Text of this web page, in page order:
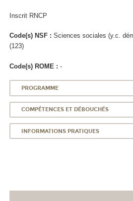
Inscrit RNCP
Code(s) NSF : Sciences sociales (y.c.
(123)
Code(s) ROME : -
PROGRAMME
COMPÉTENCES ET DÉBOUCHÉS
INFORMATIONS PRATIQUES